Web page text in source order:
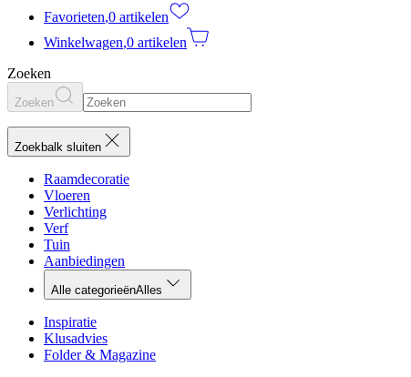
Favorieten,0 artikelen
Winkelwagen,0 artikelen
Zoeken
Zoeken
Zoekbalk sluiten
Raamdecoratie
Vloeren
Verlichting
Verf
Tuin
Aanbiedingen
Alle categorieënAlles
Inspiratie
Klusadvies
Folder & Magazine